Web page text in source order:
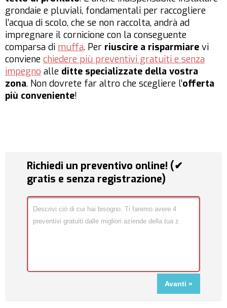
grondaie e pluviali, fondamentali per raccogliere
l’acqua di scolo, che se non raccolta, andrà ad
impregnare il cornicione con la conseguente
comparsa di muffa. Per riuscire a risparmiare vi
conviene chiedere più preventivi gratuiti e senza
impegno alle ditte specializzate della vostra
zona. Non dovrete far altro che scegliere l’offerta
più conveniente!
Richiedi un preventivo online! (✔
gratis e senza registrazione)